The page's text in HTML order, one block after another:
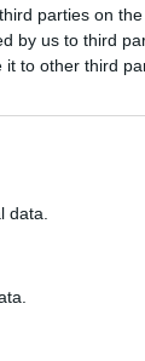
parties on the
by us to third
to other third
data.
creator,
istituzioni,
confermati